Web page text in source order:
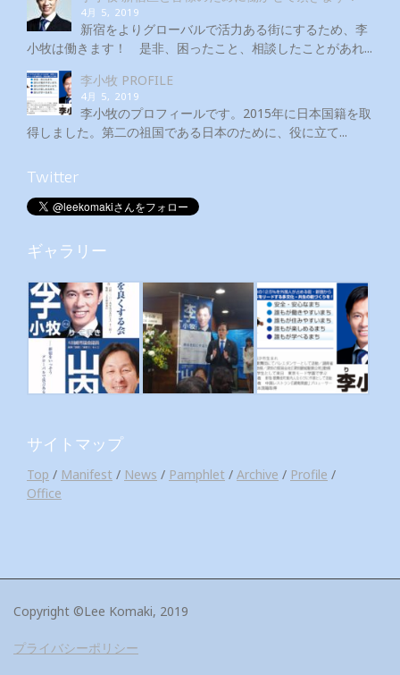
4月 5, 2019
新宿をよりグローバルで活力ある街にするため、李
小牧は働きます！ 是非、困ったこと、相談したことがあれ...
李小牧 PROFILE
4月 5, 2019
李小牧のプロフィールです。2015年に日本国籍を取
得しました。第二の祖国である日本のために、役に立て...
Twitter
ギャラリー
サイトマップ
Top / Manifest / News / Pamphlet / Archive / Profile /
Office
Copyright ©Lee Komaki, 2019
プライバシーポリシー